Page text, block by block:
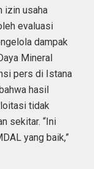
izin usaha
evaluasi
dampak
Mineral
pers di Istana
hasil
tidak
sekitar. “Ini
yang baik,”